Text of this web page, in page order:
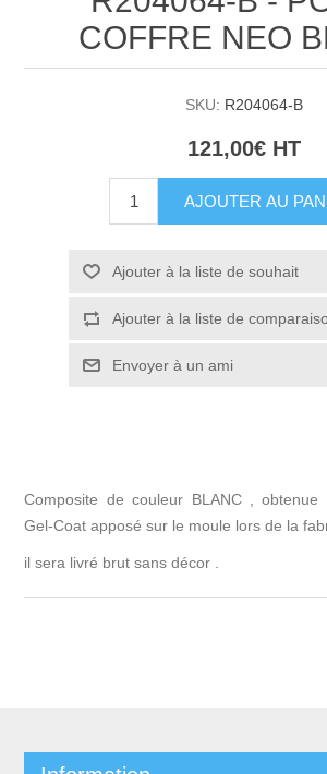
COFFRE NEO
SKU: R204064-B
121,00€ HT
AJOUTER AU
Ajouter à la liste de souhait
Ajouter à la liste de
Envoyer à un ami
Composite de couleur BLANC , obtenue
Gel-Coat apposé sur le moule lors de la
il sera livré brut sans décor .